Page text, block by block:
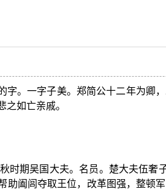
字。一字子美。郑简公十二年为卿
之如亡亲戚。
时期吴国大夫。名员。楚大夫伍奢
助阖闾夺取王位，改革图强，整顿